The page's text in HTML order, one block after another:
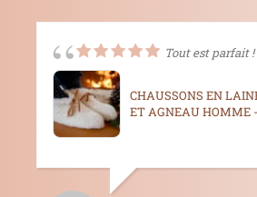
Tout est parfait !
CHAUSSONS EN
ET AGNEAU HOMME